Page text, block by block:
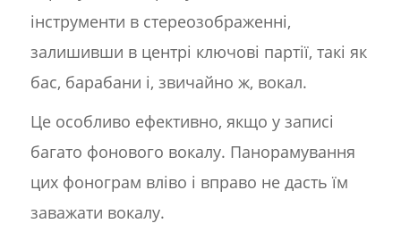
інструменти в стереозображенні,
залишивши в центрі ключові партії, такі як
бас, барабани і, звичайно ж, вокал.
Це особливо ефективно, якщо у записі
багато фонового вокалу. Панорамування
цих фонограм вліво і вправо не дасть їм
заважати вокалу.